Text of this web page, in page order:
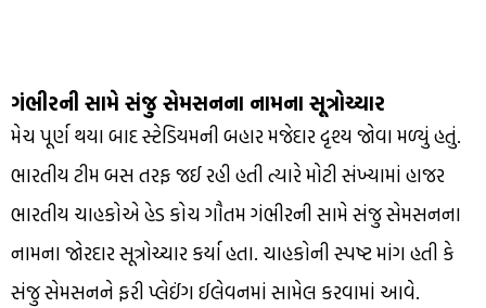
ગંભીરની સામે સંજુ સેમસનના નામના સૂત્રોચ્ચાર
મેચ પૂર્ણ થયા બાદ સ્ટેડિયમની બહાર મજેદાર દૃશ્ય જોવા મળ્યું હતું.
ભારતીય ટીમ બસ તરફ જઈ રહી હતી ત્યારે મોટી સંખ્યામાં હાજર
ભારતીય ચાહકોએ હેડ કોચ ગૌતમ ગંભીરની સામે સંજુ સેમસનના
નામના જોરદાર સૂત્રોચ્ચાર કર્યા હતા. ચાહકોની સ્પષ્ટ માંગ હતી કે
સંજુ સેમસનને ફરી પ્લેઈંગ ઈલેવનમાં સામેલ કરવામાં આવે.